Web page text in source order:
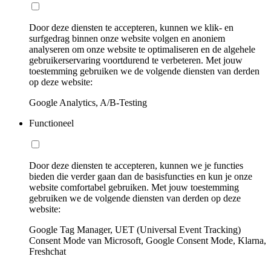
Door deze diensten te accepteren, kunnen we klik- en
surfgedrag binnen onze website volgen en anoniem
analyseren om onze website te optimaliseren en de algehele
gebruikerservaring voortdurend te verbeteren. Met jouw
toestemming gebruiken we de volgende diensten van derden
op deze website:
Google Analytics, A/B-Testing
Functioneel
Door deze diensten te accepteren, kunnen we je functies
bieden die verder gaan dan de basisfuncties en kun je onze
website comfortabel gebruiken. Met jouw toestemming
gebruiken we de volgende diensten van derden op deze
website:
Google Tag Manager, UET (Universal Event Tracking)
Consent Mode van Microsoft, Google Consent Mode, Klarna,
Freshchat